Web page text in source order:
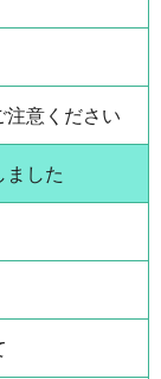
注意ください
ました